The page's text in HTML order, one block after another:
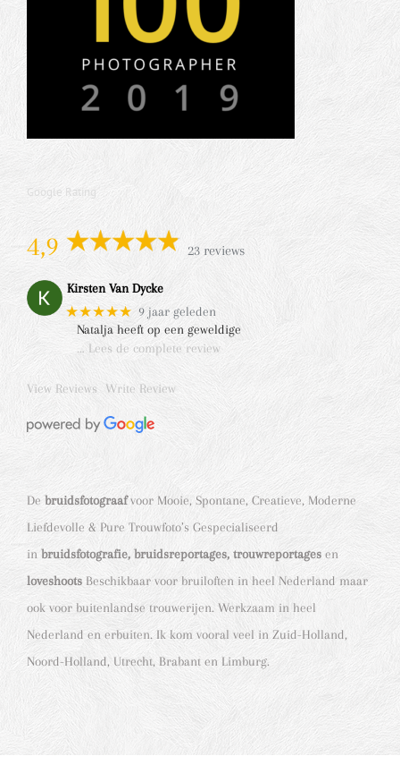
Google Rating
4,9 23 reviews
Kirsten Van Dycke
★★★★★ 9 jaar geleden
Natalja heeft op een geweldige
… Lees de complete review
View Reviews Write Review
De bruidsfotograafvoor Mooie, Spontane, Creatieve, Moderne
Liefdevolle & Pure Trouwfoto’s Gespecialiseerd
in bruidsfotografie, bruidsreportages, trouwreportages en
loveshoots Beschikbaar voor bruiloften in heel Nederland maar
ook voor buitenlandse trouwerijen. Werkzaam in heel
Nederland en erbuiten. Ik kom vooral veel in Zuid-Holland,
Noord-Holland, Utrecht, Brabant en Limburg.